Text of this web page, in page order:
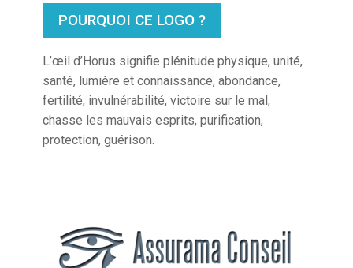
POURQUOI CE LOGO ?
L’œil d’Horus signifie plénitude physique, unité,
santé, lumière et connaissance, abondance,
fertilité, invulnérabilité, victoire sur le mal,
chasse les mauvais esprits, purification,
protection, guérison.